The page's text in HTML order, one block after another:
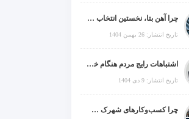
چرا آهن بتا، نخستین انتخاب برای گل میخ عرشه فولادی در ایران است؟
تاریخ انتشار: 26 بهمن 1404
اشتباهات رایج مردم هنگام خرید دزدگیر منزل
تاریخ انتشار: 9 دی 1404
چرا کسب‌وکارهای شهرک صنعتی چهاردانگه فوراً به طراحی سایت نیاز دارند؟